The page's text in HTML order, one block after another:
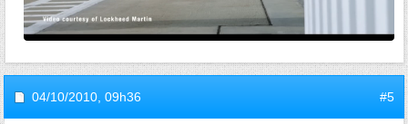
04/10/2010, 09h36 #5